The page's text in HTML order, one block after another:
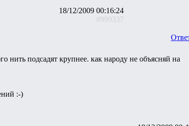
18/12/2009 00:16:24
#999337
нить подсадят крупнее. как народу не объясняй на
:-)